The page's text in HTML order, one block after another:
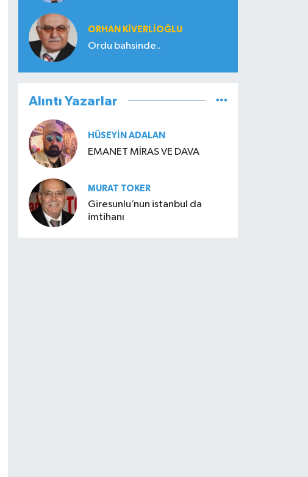
ORHAN KIVERLIOĞLU
Ordu bahsinde..
Alıntı Yazarlar
HÜSEYIN ADALAN
EMANET MİRAS VE DAVA
MURAT TOKER
Giresunlu’nun istanbul da
imtihanı